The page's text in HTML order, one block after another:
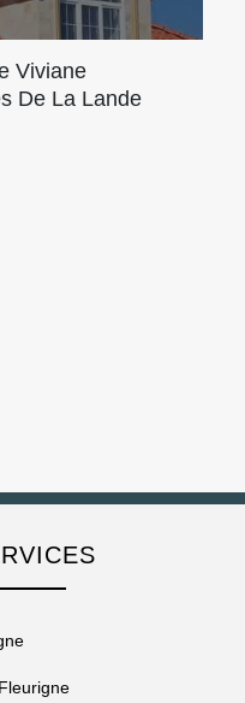
Viviane
De La Lande